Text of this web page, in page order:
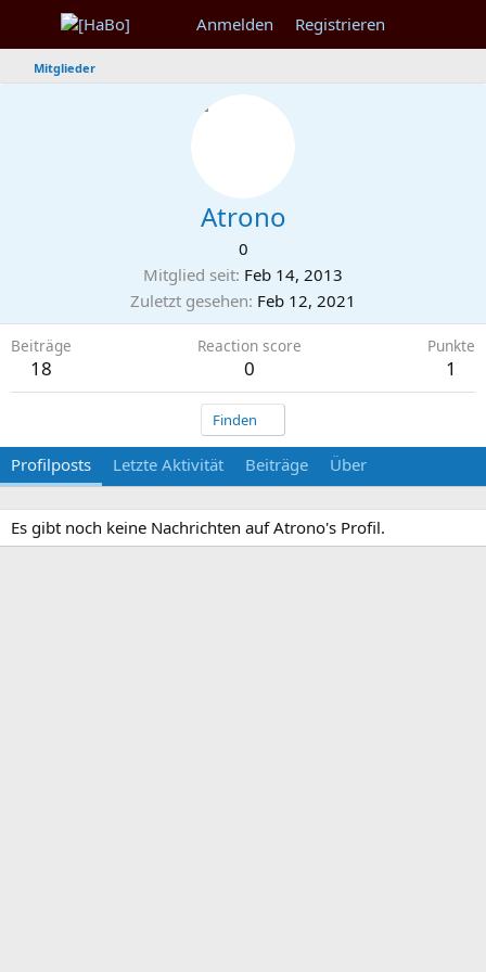
Anmelden Registrieren
Mitglieder
Atrono
0
Mitglied seit Feb 14, 2013
Zuletzt gesehen Feb 12, 2021
Beiträge
18
Reaction score
0
Punkte
1
Finden
Profilposts Letzte Aktivität Beiträge Über
Es gibt noch keine Nachrichten auf Atrono's Profil.